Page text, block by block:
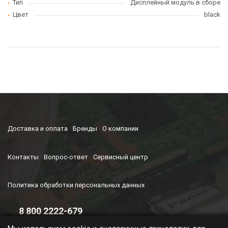
Тип
Дисплейный модуль в сборе
Цвет
black
Доставка и оплата Бренды О компании
Контакты Вопрос-ответ Сервисный центр
Политика обработки персональных данных
8 800 2222-679